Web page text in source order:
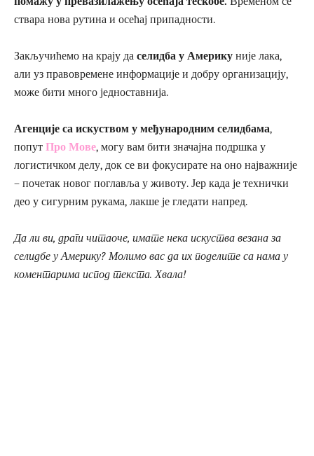
ствара нова рутина и осећај припадности.
Закључићемо на крају да селидба у Америку није лака,
али уз правовремене информације и добру организацију,
може бити много једноставнија.
Агенције са искуством у међународним селидбама,
попут Про Мове, могу вам бити значајна подршка у
логистичком делу, док се ви фокусирате на оно најважније
– почетак новог поглавља у животу. Јер када је технички
део у сигурним рукама, лакше је гледати напред.
Да ли ви, драги читаоче, имате нека искуства везана за
селидбе у Америку? Молимо вас да их поделите са нама у
коментарима испод текста. Хвала!